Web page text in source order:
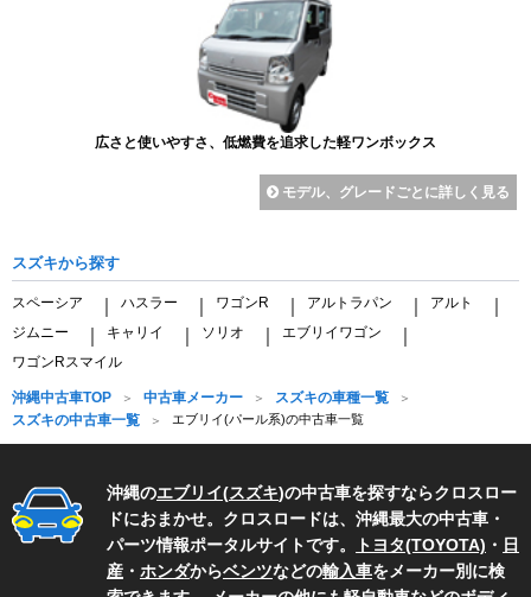
広さと使いやすさ、低燃費を追求した軽ワンボックス
モデル、グレードごとに詳しく見る
スズキから探す
スペーシア ハスラー ワゴンR アルトラパン アルト
ジムニー キャリイ ソリオ エブリイワゴン
ワゴンRスマイル
沖縄中古車TOP 中古車メーカー
スズキの車種一覧
スズキの中古車一覧
エブリイ(パール系)の中古車一覧
沖縄のエブリイ(スズキ)の中古車を探すならクロスロー
ドにおまかせ。クロスロードは、沖縄最大の中古車・
パーツ情報ポータルサイトです。
トヨタ(TOYOTA) ・ 日
産 ・ ホンダからベンツなどの輸入車をメーカー別に検